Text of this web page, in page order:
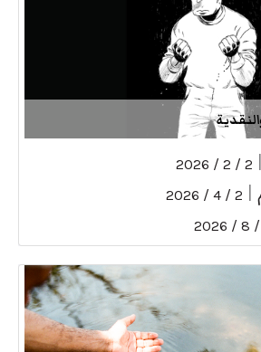
2 / 2 / 2026
2 / 4 / 2026